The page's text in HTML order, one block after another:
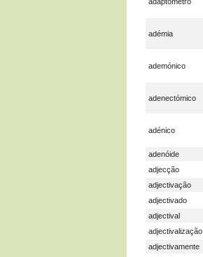
adémia
ademónico
adenectómico
adénico
adenóide
adjecção
adjectivação
adjectivado
adjectival
adjectivalização
adjectivamente